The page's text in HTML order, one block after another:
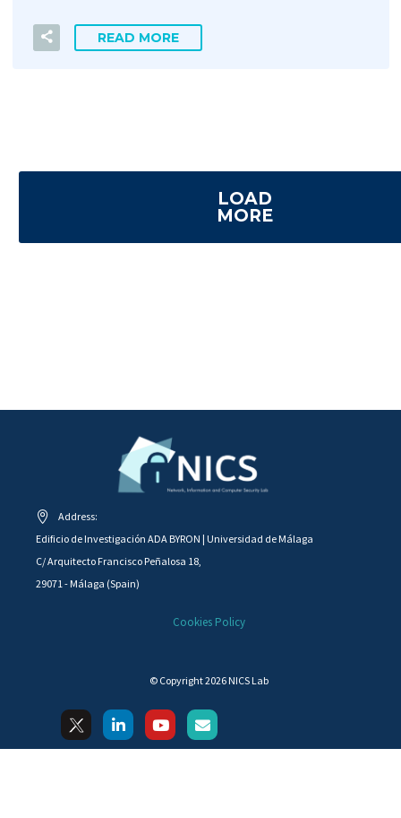
READ MORE
LOAD
MORE
Address:
Edificio de Investigación ADA BYRON | Universidad de Málaga
C/ Arquitecto Francisco Peñalosa 18,
29071 - Málaga (Spain)
Cookies Policy
© Copyright 2026 NICS Lab